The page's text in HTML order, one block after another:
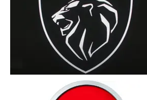
Zakelijke scooter
Elektrische scooters / Steps
Enra verzekeringen
Bezorg scooters / Delevery
Helmen & accessoires